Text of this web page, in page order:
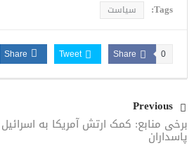
Tags: سیاست
Share 0
Tweet
Share
Previous
برخی منابع: کمک ارتش آمریکا به
پاسداران